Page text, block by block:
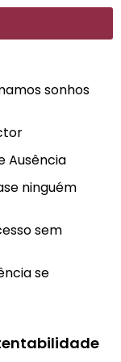
sonhos
Ausência
ninguém
sem
se